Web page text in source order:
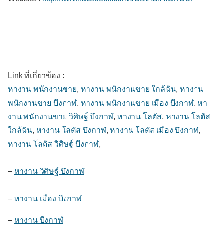
Link ที่เกี่ยวข้อง :
หางาน พนักงานขาย, หางาน พนักงานขาย ใกล้ฉัน, หางาน
พนักงานขาย บึงกาฬ, หางาน พนักงานขาย เมือง บึงกาฬ, หา
งาน พนักงานขาย วิศิษฐ์ บึงกาฬ, หางาน โลตัส, หางาน โลตัส
ใกล้ฉัน, หางาน โลตัส บึงกาฬ, หางาน โลตัส เมือง บึงกาฬ,
หางาน โลตัส วิศิษฐ์ บึงกาฬ,
– หางาน วิศิษฐ์ บึงกาฬ
– หางาน เมือง บึงกาฬ
– หางาน บึงกาฬ